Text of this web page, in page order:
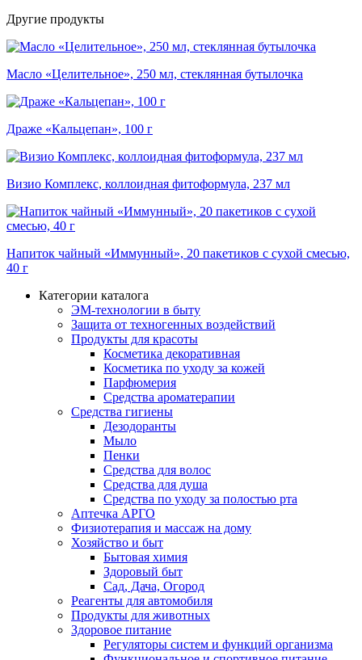
Другие продукты
Масло «Целительное», 250 мл, стеклянная бутылочка
Драже «Кальцепан», 100 г
Визио Комплекс, коллоидная фитоформула, 237 мл
Напиток чайный «Иммунный», 20 пакетиков с сухой смесью,
40 г
Категории каталога
ЭМ-технологии в быту
Защита от техногенных воздействий
Продукты для красоты
Косметика декоративная
Косметика по уходу за кожей
Парфюмерия
Средства ароматерапии
Средства гигиены
Дезодоранты
Мыло
Пенки
Средства для волос
Средства для душа
Средства по уходу за полостью рта
Аптечка АРГО
Физиотерапия и массаж на дому
Хозяйство и быт
Бытовая химия
Здоровый быт
Сад, Дача, Огород
Реагенты для автомобиля
Продукты для животных
Здоровое питание
Регуляторы систем и функций организма